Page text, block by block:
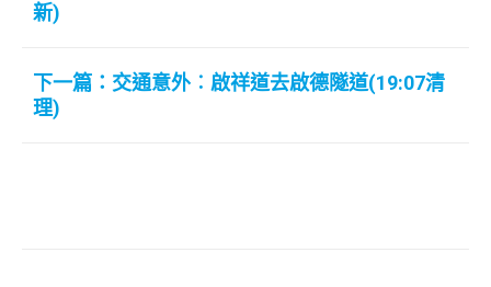
新)
下一篇：交通意外︰啟祥道去啟德隧道(19:07清
理)